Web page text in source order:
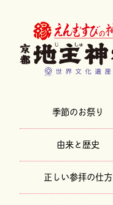
季節のお祭り
由来と歴史
正しい参拝の仕方